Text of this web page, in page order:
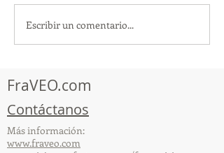
¡Acapulco y Guerrero se
Visten de Fiesta!
Escribir un comentario...
FraVEO.com
Contáctanos
Más información:
www.fraveo.com